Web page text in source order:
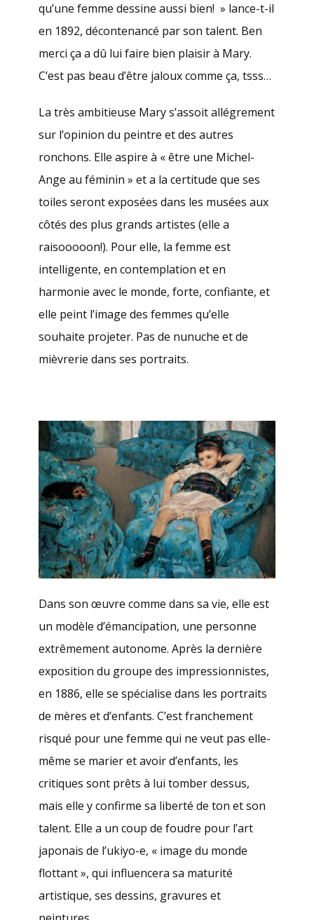
qu’une femme dessine aussi bien! » lance-t-il
en 1892, décontenancé par son talent. Ben
merci ça a dû lui faire bien plaisir à Mary.
C’est pas beau d’être jaloux comme ça, tsss…
La très ambitieuse Mary s’assoit allégrement
sur l’opinion du peintre et des autres
ronchons. Elle aspire à « être une Michel-
Ange au féminin » et a la certitude que ses
toiles seront exposées dans les musées aux
côtés des plus grands artistes (elle a
raisooooon!). Pour elle, la femme est
intelligente, en contemplation et en
harmonie avec le monde, forte, confiante, et
elle peint l’image des femmes qu’elle
souhaite projeter. Pas de nunuche et de
mièvrerie dans ses portraits.
Dans son œuvre comme dans sa vie, elle est
un modèle d’émancipation, une personne
extrêmement autonome. Après la dernière
exposition du groupe des impressionnistes,
en 1886, elle se spécialise dans les portraits
de mères et d’enfants. C’est franchement
risqué pour une femme qui ne veut pas elle-
même se marier et avoir d’enfants, les
critiques sont prêts à lui tomber dessus,
mais elle y confirme sa liberté de ton et son
talent. Elle a un coup de foudre pour l’art
japonais de l’ukiyo-e, « image du monde
flottant », qui influencera sa maturité
artistique, ses dessins, gravures et